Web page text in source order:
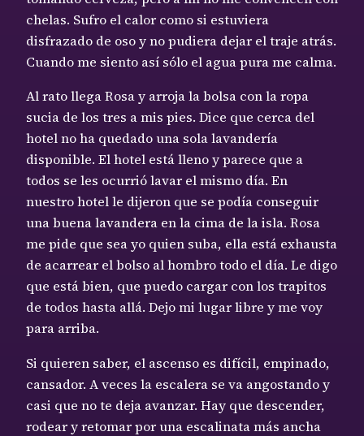
chelas. Sufro el calor como si estuviera
disfrazado de oso y no pudiera dejar el traje atrás.
Cuando me siento así sólo el agua pura me calma.
Al rato llega Rosa y arroja la bolsa con la ropa
sucia de los tres a mis pies. Dice que cerca del
hotel no ha quedado una sola lavandería
disponible. El hotel está lleno y parece que a
todos se les ocurrió lavar el mismo día. En
nuestro hotel le dijeron que se podía conseguir
una buena lavandera en la cima de la isla. Rosa
me pide que sea yo quien suba, ella está exhausta
de acarrear el bolso al hombro todo el día. Le digo
que está bien, que puedo cargar con los trapitos
de todos hasta allá. Dejo mi lugar libre y me voy
para arriba.
Si quieren saber, el ascenso es difícil, empinado,
cansador. A veces la escalera se va angostando y
casi que no te deja avanzar. Hay que descender,
rodear y retomar por una escalinata más ancha